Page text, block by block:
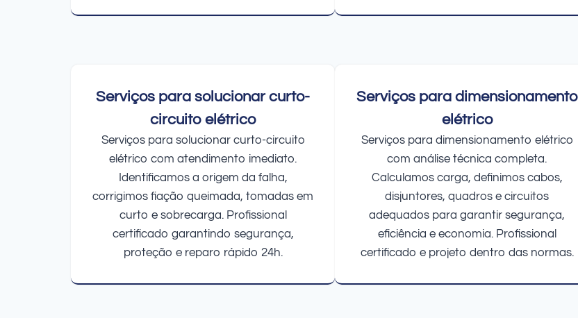
Serviços para solucionar curto-
circuito elétrico
Serviços para solucionar curto-circuito
elétrico com atendimento imediato.
Identificamos a origem da falha,
corrigimos fiação queimada, tomadas em
curto e sobrecarga. Profissional
certificado garantindo segurança,
proteção e reparo rápido 24h.
Serviços para dimensionamento
elétrico
Serviços para dimensionamento elétrico
com análise técnica completa.
Calculamos carga, definimos cabos,
disjuntores, quadros e circuitos
adequados para garantir segurança,
eficiência e economia. Profissional
certificado e projeto dentro das normas.